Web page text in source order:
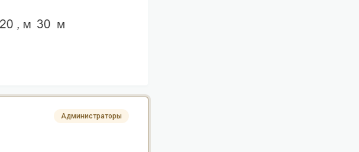
Администраторы